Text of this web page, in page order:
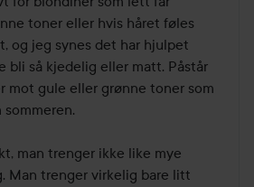
toner eller hvis håret føles
og jeg synes det har hjulpet
bli så kjedelig eller matt. Påstår
mot gule eller grønne toner som
man trenger ikke like mye
Man trenger virkelig bare litt